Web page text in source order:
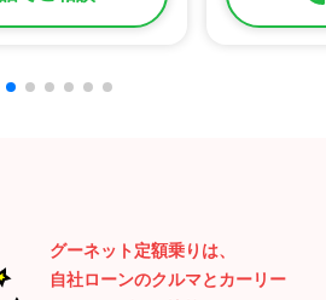
グーネット定額乗りは、
自社ローンのクルマとカーリー